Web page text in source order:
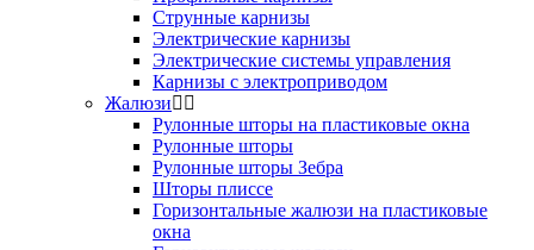
Струнные карнизы
Электрические карнизы
Электрические системы управления
Карнизы с электроприводом
Жалюзи
Рулонные шторы на пластиковые окна
Рулонные шторы
Рулонные шторы Зебра
Шторы плиссе
Горизонтальные жалюзи на пластиковые
окна